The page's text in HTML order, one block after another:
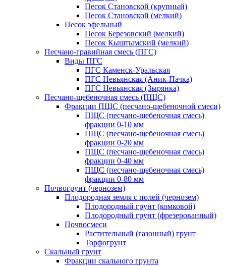
Песок Становской (крупный)
Песок Становской (мелкий)
Песок эфельный
Песок Березовский (мелкий)
Песок Кыштымский (мелкий)
Песчано-гравийная смесь (ПГС)
Виды ПГС
ПГС Каменск-Уральская
ПГС Невьянская (Аник-Пачка)
ПГС Невьянская (Зырянка)
Песчано-щебеночная смесь (ПЩС)
Фракции ПЩС (песчано-щебеночной смеси)
ПЩС (песчано-щебеночная смесь)
фракции 0-10 мм
ПЩС (песчано-щебеночная смесь)
фракции 0-20 мм
ПЩС (песчано-щебеночная смесь)
фракции 0-40 мм
ПЩС (песчано-щебеночная смесь)
фракции 0-80 мм
Почвогрунт (чернозем)
Плодородная земля с полей (чернозем)
Плодородный грунт (комковой)
Плодородный грунт (фрезерованный)
Почвосмеси
Растительный (газонный) грунт
Торфогрунт
Скальный грунт
Фракции скального грунта